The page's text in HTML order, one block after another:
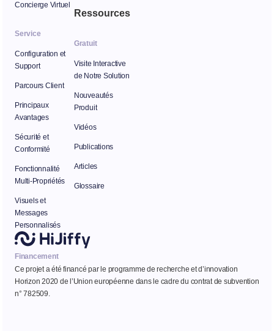
Financement
Ce projet a été financé par le programme de recherche et d’innovation
Horizon 2020 de l’Union européenne dans le cadre du contrat de subvention
n° 782509.
Concierge Virtuel
Service
Configuration et
Support
Parcours Client
Principaux
Avantages
Sécurité et
Conformité
Fonctionnalité
Multi-Propriétés
Visuels et
Messages
Personnalisés
Ressources
Gratuit
Visite Interactive
de Notre Solution
Nouveautés
Produit
Vidéos
Publications
Articles
Glossaire